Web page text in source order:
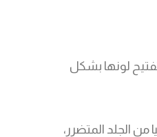
لونها بشكل
الجلد المتضرر،